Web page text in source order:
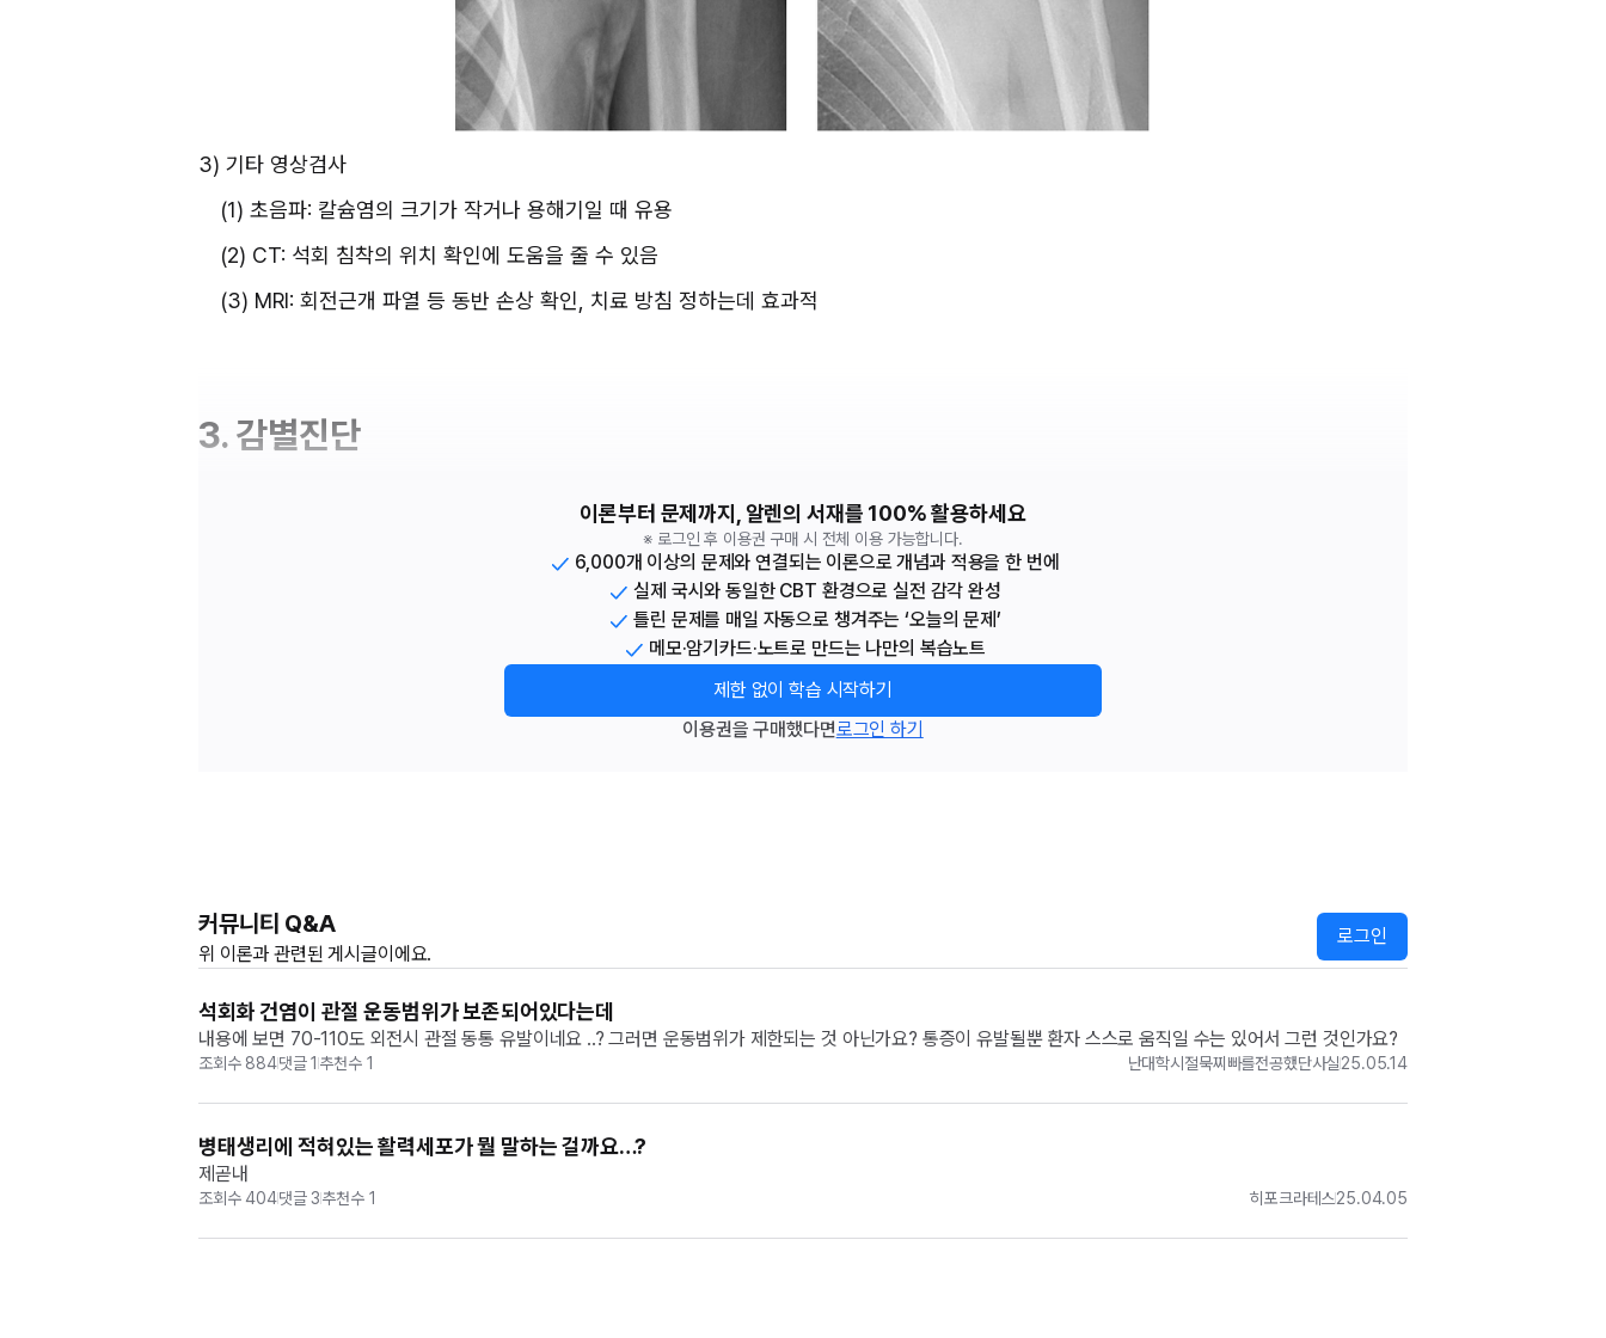
3) 기타 영상검사
(1) 초음파: 칼슘염의 크기가 작거나 용해기일 때 유용
(2) CT: 석회 침착의 위치 확인에 도움을 줄 수 있음
(3) MRI: 회전근개 파열 등 동반 손상 확인, 치료 방침 정하는데 효과적
3. 감별진단
이론부터 문제까지, 알렌의 서재를 100% 활용하세요
※ 로그인 후 이용권 구매 시 전체 이용 가능합니다.
6,000개 이상의 문제와 연결되는 이론으로 개념과 적용을 한 번에
실제 국시와 동일한 CBT 환경으로 실전 감각 완성
틀린 문제를 매일 자동으로 챙겨주는 ‘오늘의 문제’
메모·암기카드·노트로 만드는 나만의 복습노트
제한 없이 학습 시작하기
이용권을 구매했다면로그인 하기
커뮤니티 Q&A
위 이론과 관련된 게시글이에요.
로그인
석회화 건염이 관절 운동범위가 보존되어있다는데
내용에 보면 70-110도 외전시 관절 동통 유발이네요 ..? 그러면 운동범위가 제한되는 것 아닌가요? 통증이 유발될뿐 환자 스스로 움직일 수는 있어서 그런 것인가요?
조회수 884댓글1추천수 1 난대학시절묵찌빠를전공했단사실25.05.14
병태생리에 적혀있는 활력세포가 뭘 말하는 걸까요…?
제곧내
조회수404댓글3추천수 1 히포크라테스25.04.05